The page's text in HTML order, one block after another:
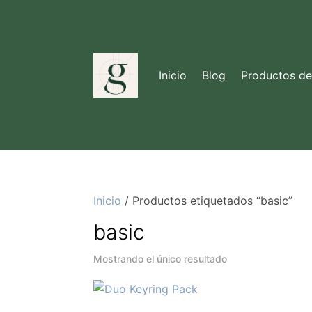
Inicio Blog Productos
Inicio / Productos etiquetados “basic”
basic
Mostrando el único resultado